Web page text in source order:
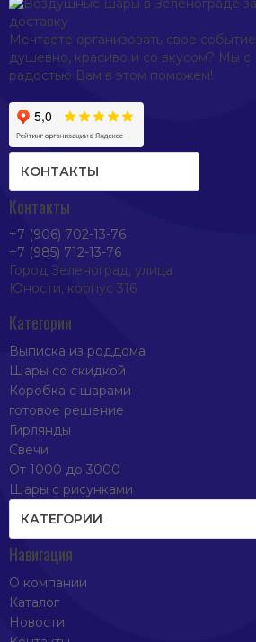
Мечтаете организовать свое событие
душевно, красиво и со вкусом? Мы с
радостью Вам в этом поможем!
КОНТАКТЫ
Контакты
+7 (906) 702-13-76
+7 (985) 712-13-76
Город Зеленоград, улица
Юности, корпус 316
Категории
Выписка из роддома
Шары со скидкой
Коробка с шарами
готовое решение
Гирлянды
Свечи
От 1000 до 3000
Шары с рисунками
КАТЕГОРИИ
Навигация
О компании
Каталог
Новости